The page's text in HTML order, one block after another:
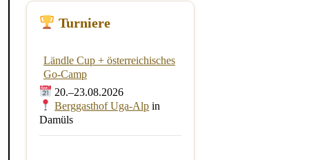
Turniere
Ländle Cup + österreichisches
Go-Camp
20.–23.08.2026
Berggasthof Uga-Alp in
Damüls